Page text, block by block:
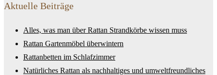
Aktuelle Beiträge
Alles, was man über Rattan Strandkörbe wissen muss
Rattan Gartenmöbel überwintern
Rattanbetten im Schlafzimmer
Natürliches Rattan als nachhaltiges und umweltfreundliches